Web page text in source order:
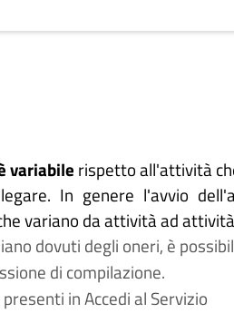
variabile rispetto all'attività
In genere l'avvio
variano da attività ad
dovuti degli oneri, è
di compilazione.
in Accedi al Servizio